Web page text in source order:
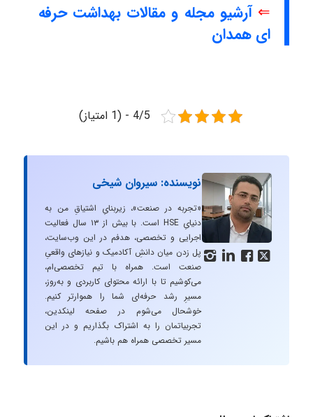
⇐ آرشیو مجله و مقالات بهداشت حرفه
ای همدان
4/5 - (1 امتیاز)
   
نویسنده: سیروان شیخی
«تجربه در صنعت»، زیربنایِ اشتیاقِ من به
دنیایِ HSE است. با بیش از ۱۳ سال فعالیت
اجرایی و تخصصی، هدفم در این وب‌سایت،
پل زدن میان دانشِ آکادمیک و نیازهای واقعیِ
صنعت است. همراه با تیم تخصصی‌ام،
می‌کوشیم تا با ارائه محتوای کاربردی و به‌روز،
مسیرِ رشد حرفه‌ای شما را هموارتر کنیم.
خوشحال می‌شوم در صفحه لینکدین،
تجربیاتمان را به اشتراک بگذاریم و در این
مسیر تخصصی همراه هم باشیم.